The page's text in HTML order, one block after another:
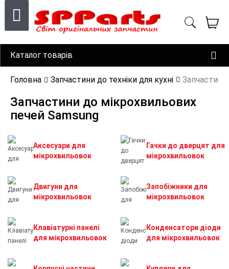
Каталог товарів
Головна Запчастини до техніки для кухні
Запчастини до мікрохвильових
печей Samsung
Аксесуари для
мікрохвильовок
Гачки до дверцят для
мікрохвильовок
Двигуни для
мікрохвильовок
Запобіжники для
мікрохвильовок
Клавіатурні панелі
для мікрохвильовок
Конденсатори діоди
для мікрохвильовок